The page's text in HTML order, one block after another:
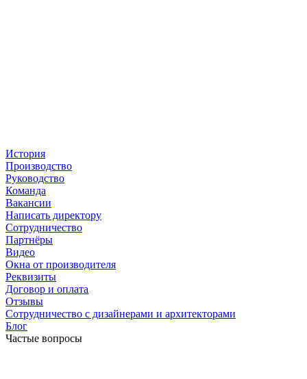
История
Производство
Руководство
Команда
Вакансии
Написать директору
Сотрудничество
Партнёры
Видео
Окна от производителя
Реквизиты
Договор и оплата
Отзывы
Сотрудничество с дизайнерами и архитекторами
Блог
Частые вопросы